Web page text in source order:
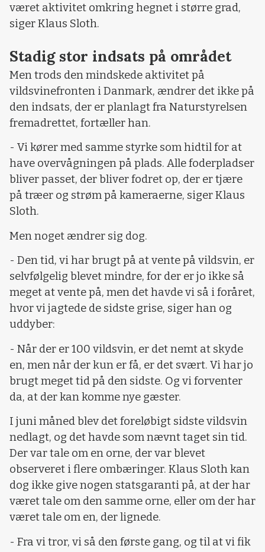
været aktivitet omkring hegnet i større grad,
siger Klaus Sloth.
Stadig stor indsats på området
Men trods den mindskede aktivitet på
vildsvinefronten i Danmark, ændrer det ikke på
den indsats, der er planlagt fra Naturstyrelsen
fremadrettet, fortæller han.
- Vi kører med samme styrke som hidtil for at
have overvågningen på plads. Alle foderpladser
bliver passet, der bliver fodret op, der er tjære
på træer og strøm på kameraerne, siger Klaus
Sloth.
Men noget ændrer sig dog.
- Den tid, vi har brugt på at vente på vildsvin, er
selvfølgelig blevet mindre, for der er jo ikke så
meget at vente på, men det havde vi så i foråret,
hvor vi jagtede de sidste grise, siger han og
uddyber:
- Når der er 100 vildsvin, er det nemt at skyde
en, men når der kun er få, er det svært. Vi har jo
brugt meget tid på den sidste. Og vi forventer
da, at der kan komme nye gæster.
I juni måned blev det foreløbigt sidste vildsvin
nedlagt, og det havde som nævnt taget sin tid.
Der var tale om en orne, der var blevet
observeret i flere ombæringer. Klaus Sloth kan
dog ikke give nogen statsgaranti på, at der har
været tale om den samme orne, eller om der har
været tale om en, der lignede.
- Fra vi tror, vi så den første gang, og til at vi fik